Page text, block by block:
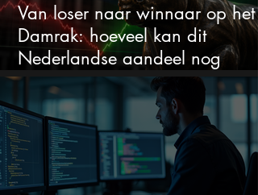
Van loser naar winnaar op het
Damrak: hoeveel kan dit
Nederlandse aandeel nog
stijgen?